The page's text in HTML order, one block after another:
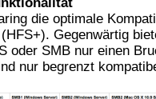
die optimale
Gegenwärtig
oder SMB nur einen
nur begrenzt